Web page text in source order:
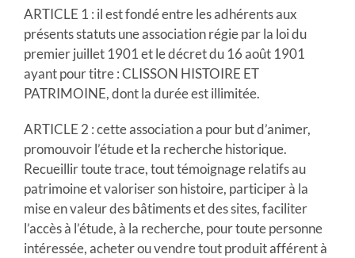
ARTICLE 1 : il est fondé entre les adhérents aux
présents statuts une association régie par la loi du
premier juillet 1901 et le décret du 16 août 1901
ayant pour titre : CLISSON HISTOIRE ET
PATRIMOINE, dont la durée est illimitée.
ARTICLE 2 : cette association a pour but d’animer,
promouvoir l’étude et la recherche historique.
Recueillir toute trace, tout témoignage relatifs au
patrimoine et valoriser son histoire, participer à la
mise en valeur des bâtiments et des sites, faciliter
l’accès à l’étude, à la recherche, pour toute personne
intéressée, acheter ou vendre tout produit afférent à